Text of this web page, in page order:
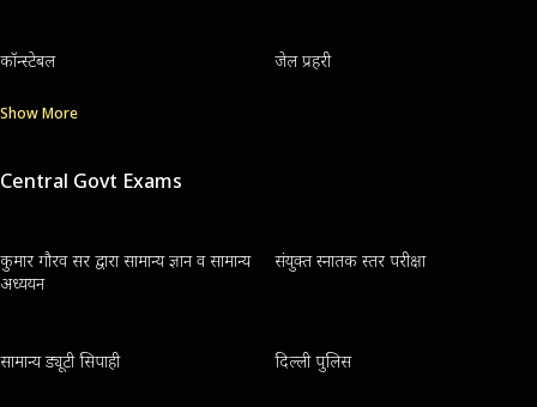
कॉन्स्टेबल जेल प्रहरी
Show More
Central Govt Exams
कुमार गौरव सर द्वारा सामान्य ज्ञान व सामान्य
अध्ययन
संयुक्त स्नातक स्तर परीक्षा
सामान्य ड्यूटी सिपाही दिल्ली पुलिस